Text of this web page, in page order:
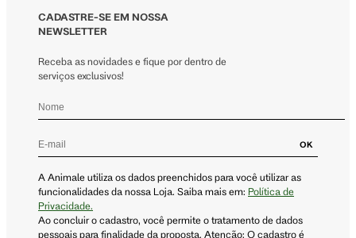
CADASTRE-SE EM NOSSA
NEWSLETTER
Receba as novidades e fique por dentro de
serviços exclusivos!
OK
A Animale utiliza os dados preenchidos para você utilizar as
funcionalidades da nossa Loja. Saiba mais em: Política de
Privacidade.
Ao concluir o cadastro, você permite o tratamento de dados
pessoais para finalidade da proposta. Atenção: O cadastro é